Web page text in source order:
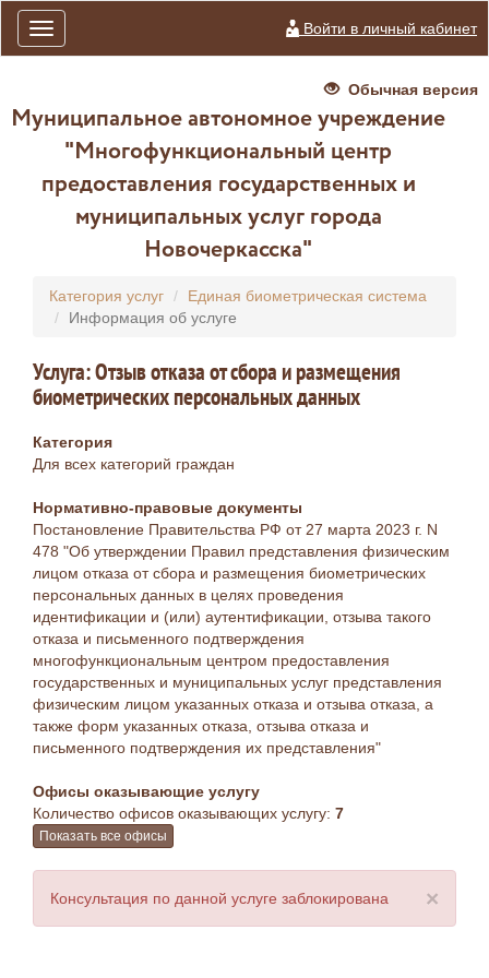
Toggle
navigation
Войти в личный кабинет
Обычная версия
Муниципальное автономное учреждение
"Многофункциональный центр
предоставления государственных и
муниципальных услуг города
Новочеркасска"
Категория услуг
Единая биометрическая система
Информация об услуге
Услуга: Отзыв отказа от сбора и размещения
биометрических персональных данных
Категория
Для всех категорий граждан
Нормативно-правовые документы
Постановление Правительства РФ от 27 марта 2023 г. N
478 "Об утверждении Правил представления физическим
лицом отказа от сбора и размещения биометрических
персональных данных в целях проведения
идентификации и (или) аутентификации, отзыва такого
отказа и письменного подтверждения
многофункциональным центром предоставления
государственных и муниципальных услуг представления
физическим лицом указанных отказа и отзыва отказа, а
также форм указанных отказа, отзыва отказа и
письменного подтверждения их представления"
Офисы оказывающие услугу
Количество офисов оказывающих услугу: 7
Показать все офисы
×
Консультация по данной услуге заблокирована